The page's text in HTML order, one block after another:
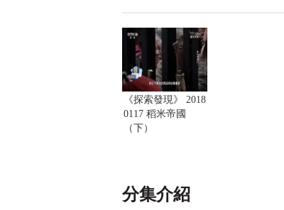
《探索發現》 2018
0117 稻米帝國
（下）
分集介紹